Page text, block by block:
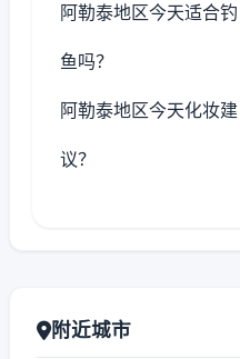
阿勒泰地区今天适合钓
鱼吗？
阿勒泰地区今天化妆建
议？
附近城市